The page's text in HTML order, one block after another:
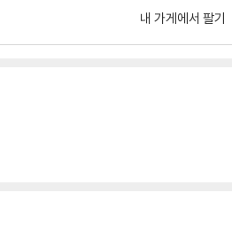
내 가게에서 팔기